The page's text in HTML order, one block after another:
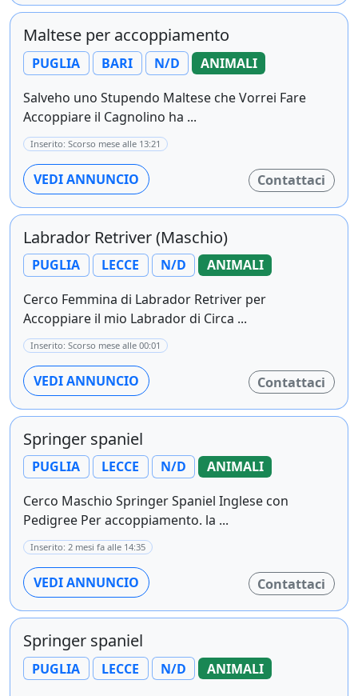
Maltese per accoppiamento
PUGLIA BARI N/D
ANIMALI
Salveho uno Stupendo Maltese che Vorrei Fare
Accoppiare il Cagnolino ha ...
Inserito: Scorso mese alle 13:21
VEDI ANNUNCIO Contattaci
Labrador Retriver (Maschio)
PUGLIA LECCE N/D
ANIMALI
Cerco Femmina di Labrador Retriver per
Accoppiare il mio Labrador di Circa ...
Inserito: Scorso mese alle 00:01
VEDI ANNUNCIO Contattaci
Springer spaniel
PUGLIA LECCE N/D
ANIMALI
Cerco Maschio Springer Spaniel Inglese con
Pedigree Per accoppiamento. la ...
Inserito: 2 mesi fa alle 14:35
VEDI ANNUNCIO Contattaci
Springer spaniel
PUGLIA LECCE N/D
ANIMALI